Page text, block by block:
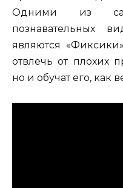
Одними из
познавательных
являются
отвлечь от плохих
но и обучат его, как